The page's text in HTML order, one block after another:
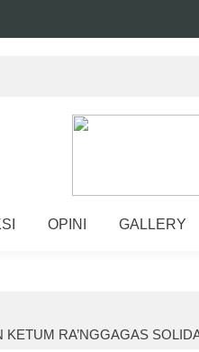
OPINI GALLERY
RA’NGGAGAS